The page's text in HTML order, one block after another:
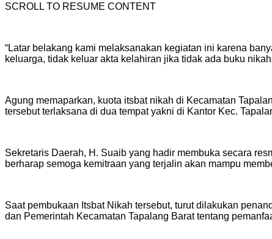
SCROLL TO RESUME CONTENT
“Latar belakang kami melaksanakan kegiatan ini karena
keluarga, tidak keluar akta kelahiran jika tidak ada buku
Agung memaparkan, kuota itsbat nikah di Kecamatan
tersebut terlaksana di dua tempat yakni di Kantor Kec.
Sekretaris Daerah, H. Suaib yang hadir membuka secara
berharap semoga kemitraan yang terjalin akan mampu
Saat pembukaan Itsbat Nikah tersebut, turut dilakukan
dan Pemerintah Kecamatan Tapalang Barat tentang